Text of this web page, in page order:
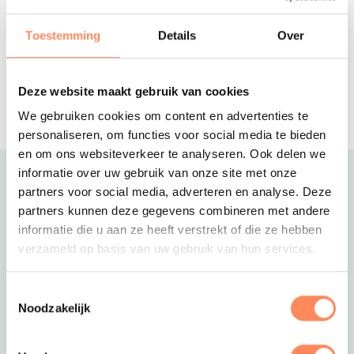
Toestemming Details Over
Deze website maakt gebruik van cookies
We gebruiken cookies om content en advertenties te
personaliseren, om functies voor social media te bieden
en om ons websiteverkeer te analyseren. Ook delen we
informatie over uw gebruik van onze site met onze
partners voor social media, adverteren en analyse. Deze
partners kunnen deze gegevens combineren met andere
informatie die u aan ze heeft verstrekt of die ze hebben
verzameld op basis van uw gebruik van hun services.
Noodzakelijk
Jij bent hulp boer- of boerin tijdens je
glamping!
Groene Hart op een unieke
boerencamping!
Uitgelicht